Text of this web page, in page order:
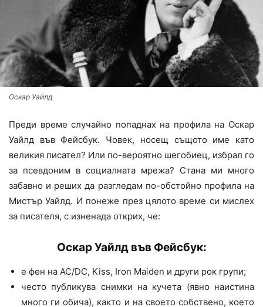
Оскар Уайлд
Преди време случайно попаднах на профила на Оскар
Уайлд във Фейсбук. Човек, носещ същото име като
великия писател? Или по-вероятно шегобиец, избрал го
за псевдоним в социалната мрежа? Стана ми много
забавно и реших да разгледам по-обстойно профила на
Мистър Уайлд. И понеже през цялото време си мислех
за писателя, с изненада открих, че:
Оскар Уайлд във Фейсбук:
е фен на AC/DC, Kiss, Iron Maiden и други рок групи;
често публикува снимки на кучета (явно наистина
много ги обича), както и на своето собствено, което